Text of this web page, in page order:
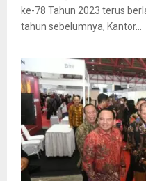
ke-78 Tahun 2023 terus
tahun sebelumnya, Kantor...